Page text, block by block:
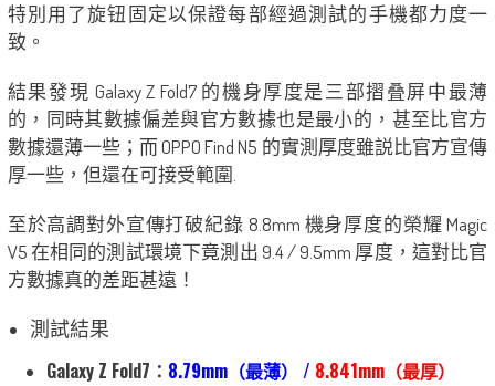
特別用了旋钮固定以保證每部經過測試的手機都力度一
致。
結果發現 Galaxy Z Fold7 的機身厚度是三部摺叠屏中最薄
的，同時其數據偏差與官方數據也是最小的，甚至比官方
數據還薄一些；而 OPPO Find N5 的實測厚度雖説比官方宣傳
厚一些，但還在可接受範圍.
至於高調對外宣傳打破紀錄 8.8mm 機身厚度的榮耀 Magic
V5 在相同的測試環境下竟測出 9.4 / 9.5mm 厚度，這對比官
方數據真的差距甚遠！
測試結果
Galaxy Z Fold7： 8.79mm（最薄） / 8.841mm（最厚）